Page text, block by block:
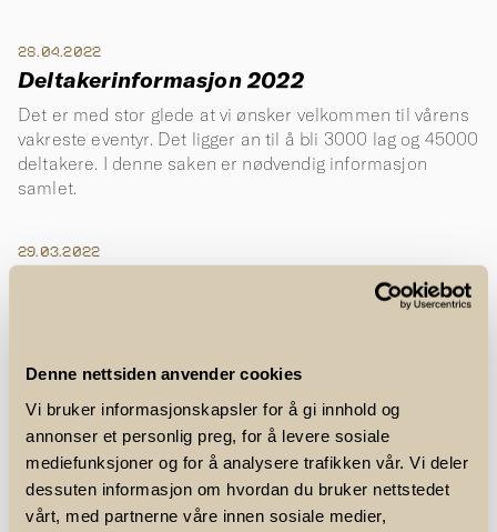
Denne nettsiden anvender cookies
Vi bruker informasjonskapsler for å gi innhold og
annonser et personlig preg, for å levere sosiale
mediefunksjoner og for å analysere trafikken vår. Vi deler
dessuten informasjon om hvordan du bruker nettstedet
vårt, med partnerne våre innen sosiale medier,
28.04.2022
Deltakerinformasjon 2022
Det er med stor glede at vi ønsker velkommen til vårens
vakreste eventyr. Det ligger an til å bli 3000 lag og 45000
deltakere. I denne saken er nødvendig informasjon
samlet.
29.03.2022
Var din bedrift et av lagene med flest deltagere i 2019?
med desidert flest påmeldinger i 2019.
After run med "Utendørs" i St.
Hanshaugen park
Bli med på sommerfest før, under og etter stafetten på